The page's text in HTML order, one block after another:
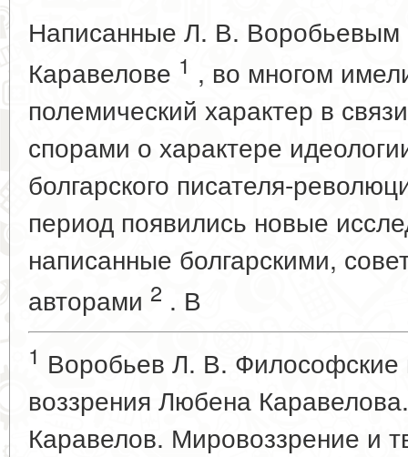
Написанные Л. В. Воробьевым
Каравелове 1 , во многом
полемический характер в
спорами о характере
болгарского писателя-
период появились новые
написанные болгарскими,
авторами 2 . В
1 Воробьев Л. В. Философские
воззрения Любена
Каравелов. Мировоззрение и